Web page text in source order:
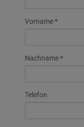
Vorname
Nachname
Telefon